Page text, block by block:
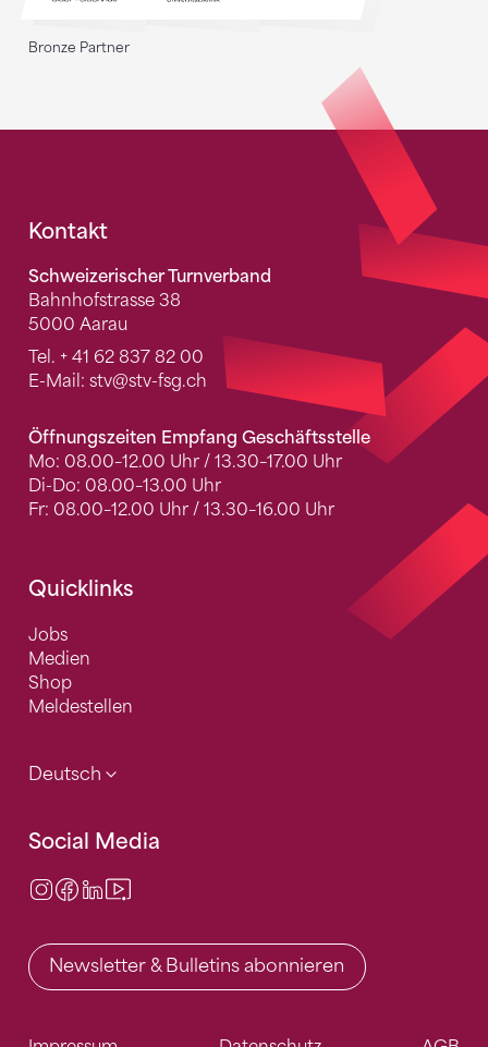
Bronze Partner
Fusszeile
Kontakt
Schweizerischer Turnverband
Bahnhofstrasse 38
5000 Aarau
Tel. + 41 62 837 82 00
E-Mail: stv@stv-fsg.ch
Öffnungszeiten Empfang Geschäftsstelle
Mo: 08.00–12.00 Uhr / 13.30–17.00 Uhr
Di-Do: 08.00–13.00 Uhr
Fr: 08.00–12.00 Uhr / 13.30–16.00 Uhr
Quicklinks
Jobs
Medien
Shop
Meldestellen
Deutsch
Social Media
Instagram
Facebook
LinkedIn
Newsletter & Bulletins abonnieren